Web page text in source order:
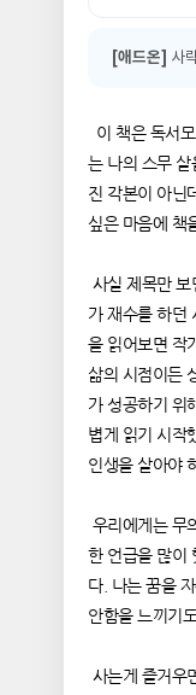
[애드온] 사
이 책은 독서
는 나의 스무 살
진 각본이 아닌
싶은 마음에 책
사실 제목만
가 재수를 하던
을 읽어보면 작
삶의 시점이든
가 성공하기 위
볍게 읽기 시작
인생을 살아야
우리에게는 무
한 언급을 많이
다. 나는 꿈을
안함을 느끼기
사는게 즐거우